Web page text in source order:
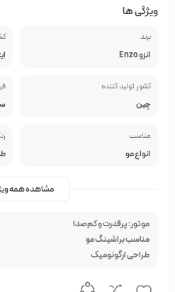
ویژگی ها
برند
انزو Enzo
کشور تولید کننده
چین
مناسب
انواع مو
مشاهده همه
موتور: پرقدرت و کم‌صدا
مناسب براشینگ مو
طراحی ارگونومیک